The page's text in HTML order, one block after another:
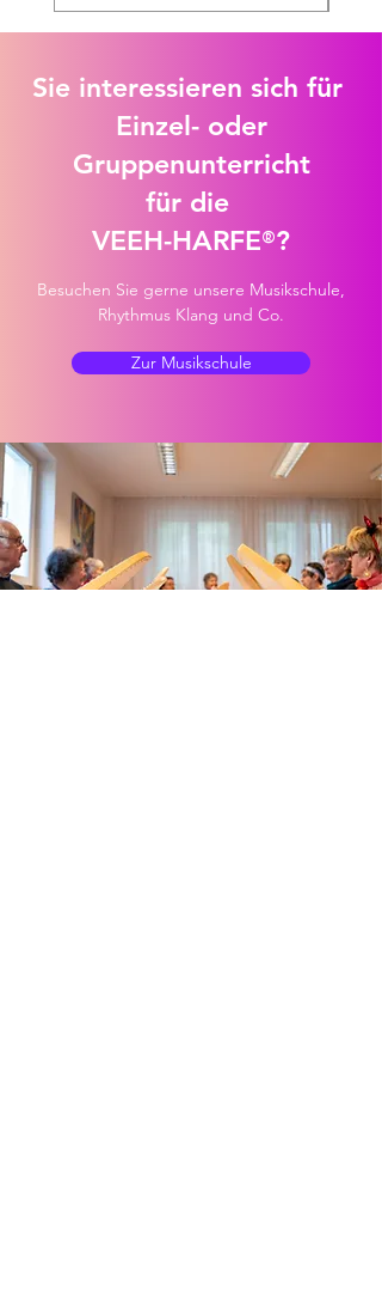
Sie interessieren sich für
Einzel- oder
Gruppenunterricht
für die
VEEH-HARFE®?
Besuchen Sie gerne unsere Musikschule,
Rhythmus Klang und Co.
Zur Musikschule